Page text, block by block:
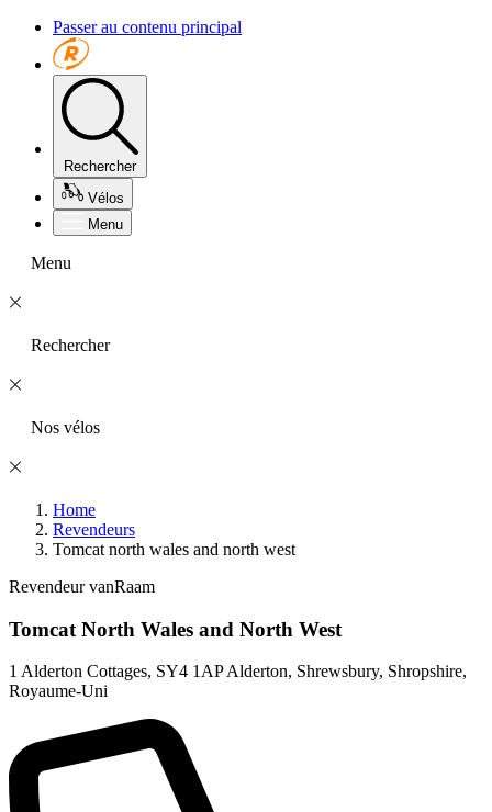
Passer au contenu principal
Rechercher
Vélos
Menu
Menu
Rechercher
Nos vélos
Home
Revendeurs
Tomcat north wales and north west
Revendeur vanRaam
Tomcat North Wales and North West
1 Alderton Cottages, SY4 1AP Alderton, Shrewsbury, Shropshire,
Royaume-Uni